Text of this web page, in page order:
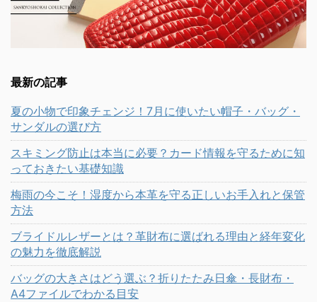
最新の記事
夏の小物で印象チェンジ！7月に使いたい帽子・バッグ・
サンダルの選び方
スキミング防止は本当に必要？カード情報を守るために知
っておきたい基礎知識
梅雨の今こそ！湿度から本革を守る正しいお手入れと保管
方法
ブライドルレザーとは？革財布に選ばれる理由と経年変化
の魅力を徹底解説
バッグの大きさはどう選ぶ？折りたたみ日傘・長財布・
A4ファイルでわかる目安